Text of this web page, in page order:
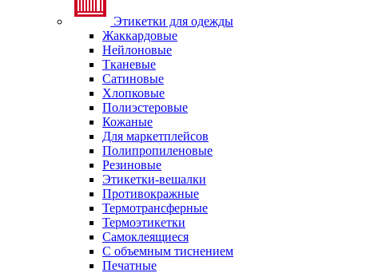
Этикетки для одежды
Жаккардовые
Нейлоновые
Тканевые
Сатиновые
Хлопковые
Полиэстеровые
Кожаные
Для маркетплейсов
Полипропиленовые
Резиновые
Этикетки-вешалки
Противокражные
Термотрансферные
Термоэтикетки
Самоклеящиеся
С объемным тиснением
Печатные